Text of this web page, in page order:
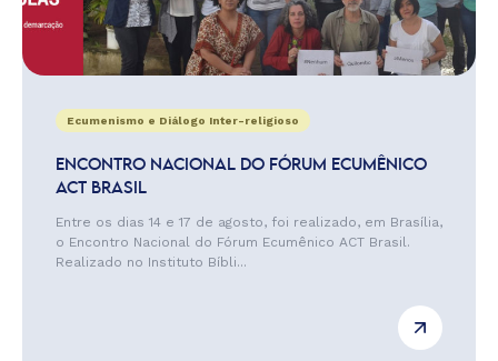
Ecumenismo e Diálogo Inter-religioso
ENCONTRO NACIONAL DO FÓRUM ECUMÊNICO
ACT BRASIL
Entre os dias 14 e 17 de agosto, foi realizado, em Brasília,
o Encontro Nacional do Fórum Ecumênico ACT Brasil.
Realizado no Instituto Bíbli...